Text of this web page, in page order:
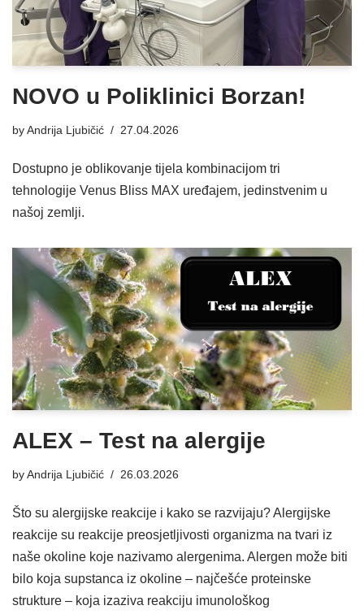
NOVO u Poliklinici Borzan!
byAndrija Ljubičić 27.04.2026
Dostupno je oblikovanje tijela kombinacijom tri
tehnologije Venus Bliss MAX uređajem, jedinstvenim u
našoj zemlji.
ALEX – Test na alergije
byAndrija Ljubičić 26.03.2026
Što su alergijske reakcije i kako se razvijaju? Alergijske
reakcije su reakcije preosjetljivosti organizma na tvari iz
naše okoline koje nazivamo alergenima. Alergen može biti
bilo koja supstanca iz okoline – najčešće proteinske
strukture – koja izaziva reakciju imunološkog